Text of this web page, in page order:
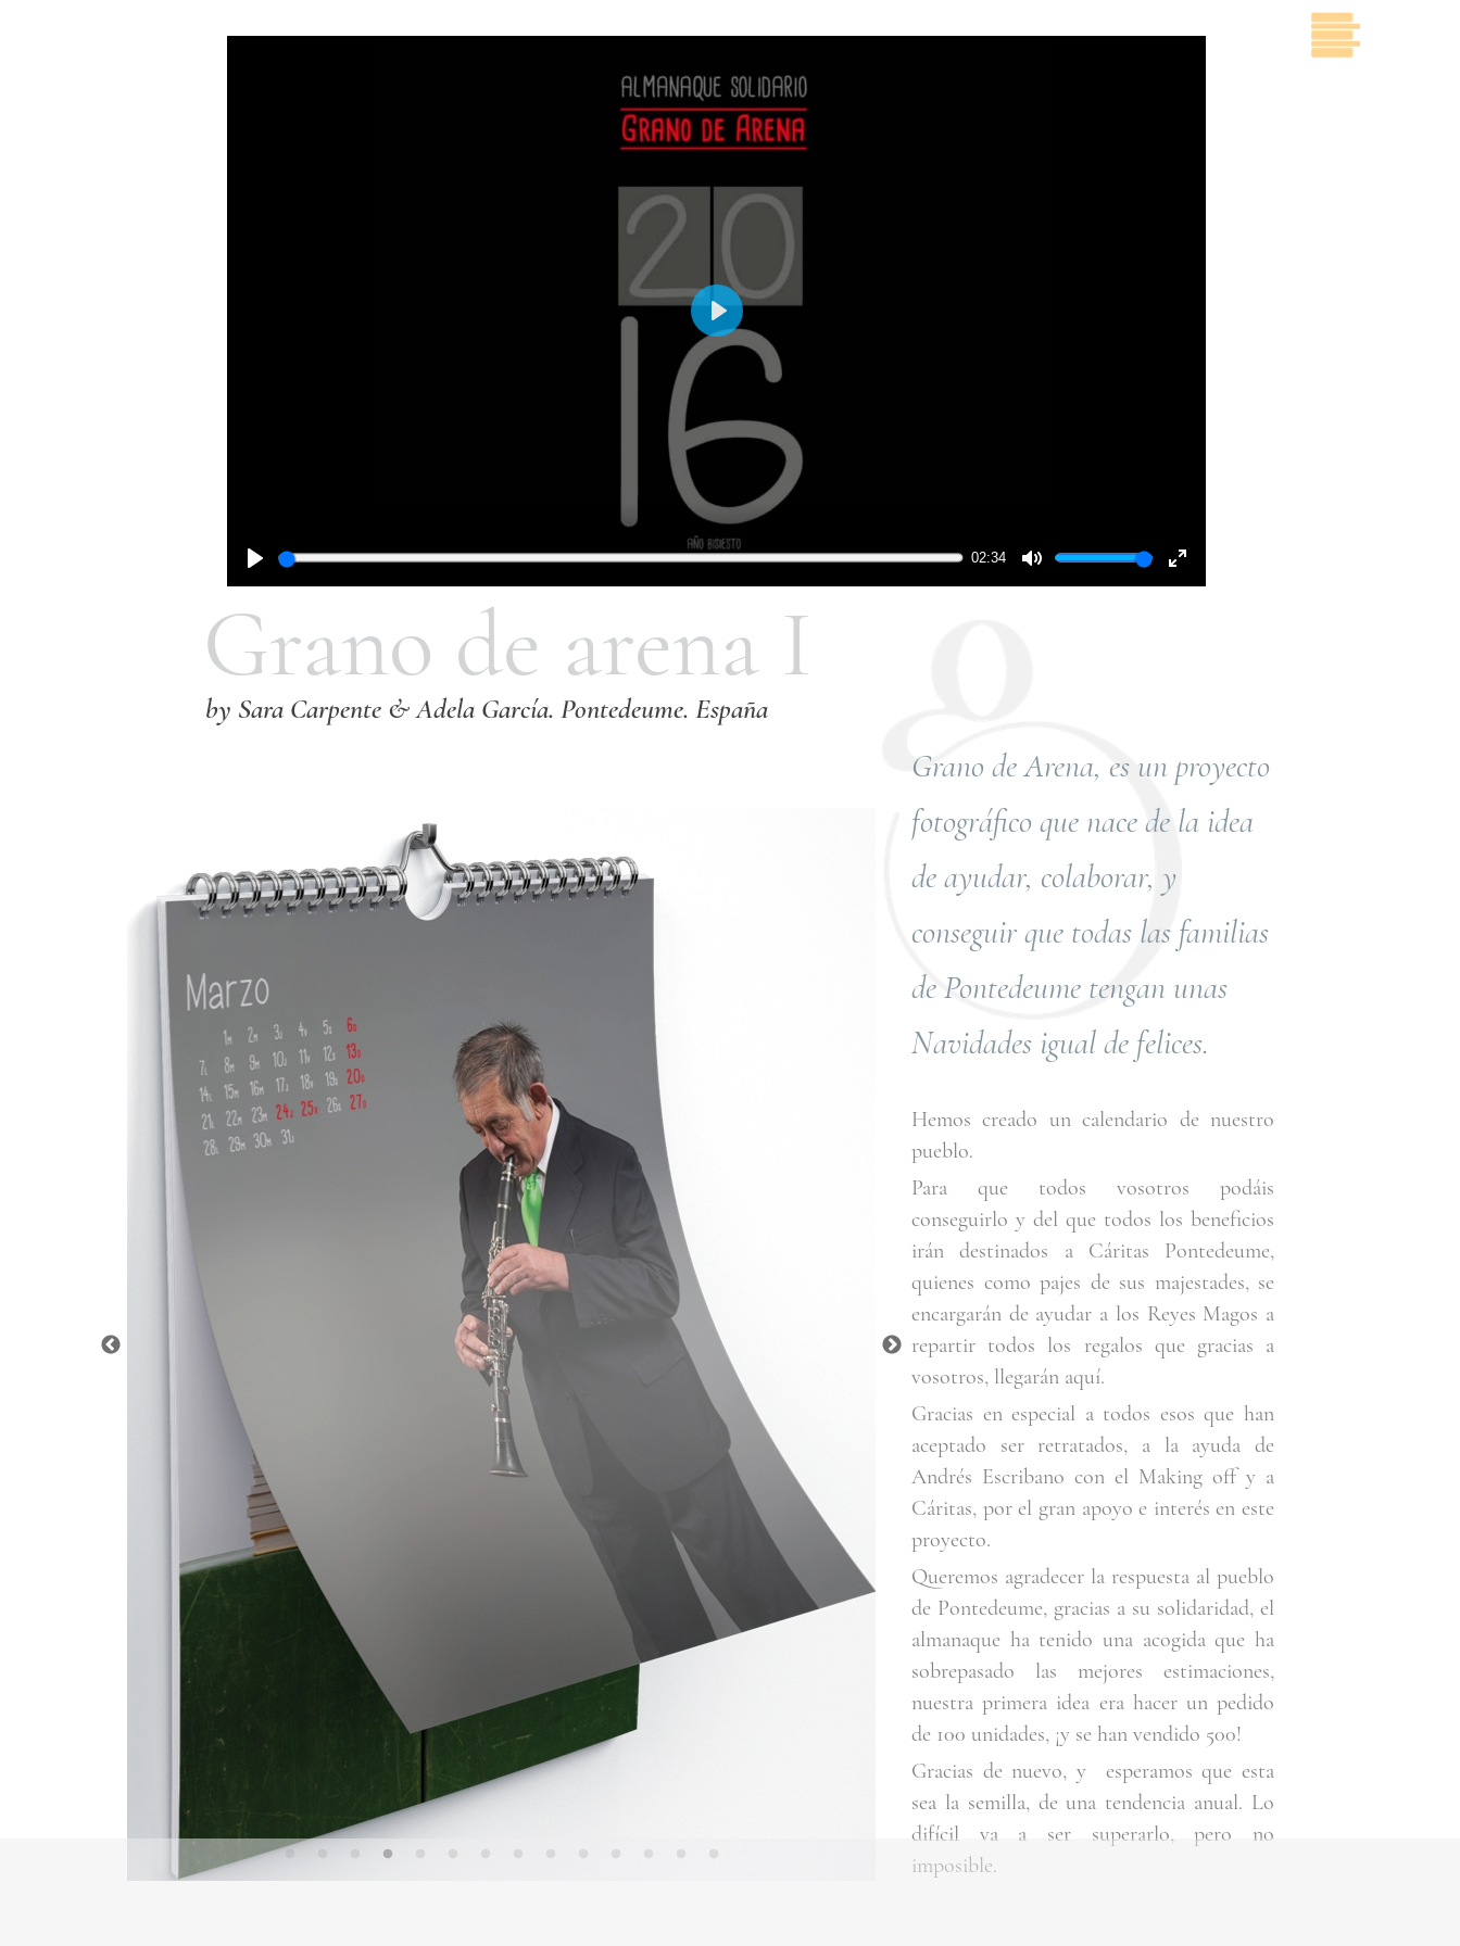
02:34
Grano de arena I
by Sara Carpente & Adela García. Pontedeume. España
Grano de Arena, es un proyecto
fotográfico que nace de la idea
de ayudar, colaborar, y
conseguir que todas las familias
de Pontedeume tengan unas
Navidades igual de felices.
Hemos creado un calendario de nuestro
pueblo.
Para que todos vosotros podáis
conseguirlo y del que todos los beneficios
irán destinados a Cáritas Pontedeume,
quienes como pajes de sus majestades, se
encargarán de ayudar a los Reyes Magos a
repartir todos los regalos que gracias a
vosotros, llegarán aquí.
Gracias en especial a todos esos que han
aceptado ser retratados, a la ayuda de
Andrés Escribano con el Making off y a
Cáritas, por el gran apoyo e interés en este
proyecto.
Queremos agradecer la respuesta al pueblo
de Pontedeume, gracias a su solidaridad, el
almanaque ha tenido una acogida que ha
sobrepasado las mejores estimaciones,
nuestra primera idea era hacer un pedido
de 100 unidades, ¡y se han vendido 500!
Gracias de nuevo, y esperamos que esta
sea la semilla, de una tendencia anual. Lo
difícil va a ser superarlo, pero no
imposible.